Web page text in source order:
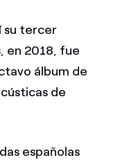
su tercer
en 2018, fue
álbum de
de
españolas